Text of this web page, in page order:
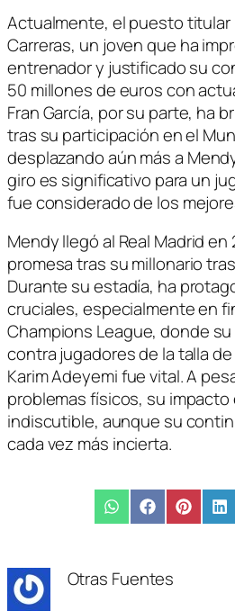
Actualmente, el puesto titular
Carreras, un joven que ha
entrenador y justificado su
50 millones de euros con
Fran García, por su parte, ha
tras su participación en el
desplazando aún más a
giro es significativo para un
fue considerado de los
Mendy llegó al Real Madrid en
promesa tras su millonario
Durante su estadía, ha
cruciales, especialmente en
Champions League, donde
contra jugadores de la talla
Karim Adeyemi fue vital. A
problemas físicos, su
indiscutible, aunque su
cada vez más incierta.
Compartir
en
WhatsAppCompartir
en
Facebook
en
Otras Fuentes